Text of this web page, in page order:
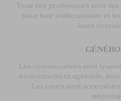
Tous nos professeurs sont
pour leur enthousiasme et
leurs
Les connaissances sont
environnement agréable,
Les cours sont